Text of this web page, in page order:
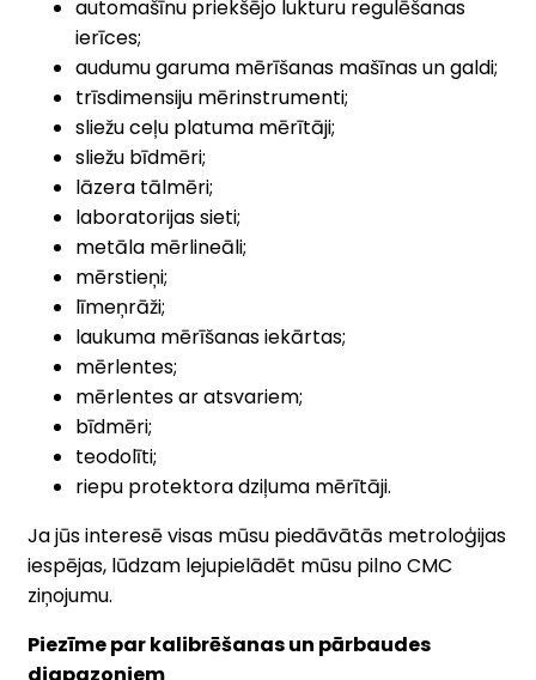
automašīnu priekšējo lukturu regulēšanas
ierīces;
audumu garuma mērīšanas mašīnas un galdi;
trīsdimensiju mērinstrumenti;
sliežu ceļu platuma mērītāji;
sliežu bīdmēri;
lāzera tālmēri;
laboratorijas sieti;
metāla mērlineāli;
mērstieņi;
līmeņrāži;
laukuma mērīšanas iekārtas;
mērlentes;
mērlentes ar atsvariem;
bīdmēri;
teodolīti;
riepu protektora dziļuma mērītāji.
Ja jūs interesē visas mūsu piedāvātās metroloģijas
iespējas, lūdzam lejupielādēt mūsu pilno CMC
ziņojumu.
Piezīme par kalibrēšanas un pārbaudes